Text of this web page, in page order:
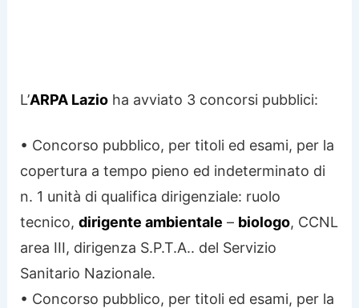
L’ARPA Lazio ha avviato 3 concorsi pubblici:
• Concorso pubblico, per titoli ed esami, per la
copertura a tempo pieno ed indeterminato di
n. 1 unità di qualifica dirigenziale: ruolo
tecnico,dirigente ambientale – biologo, CCNL
area III, dirigenza S.P.T.A.. del Servizio
Sanitario Nazionale.
• Concorso pubblico, per titoli ed esami, per la